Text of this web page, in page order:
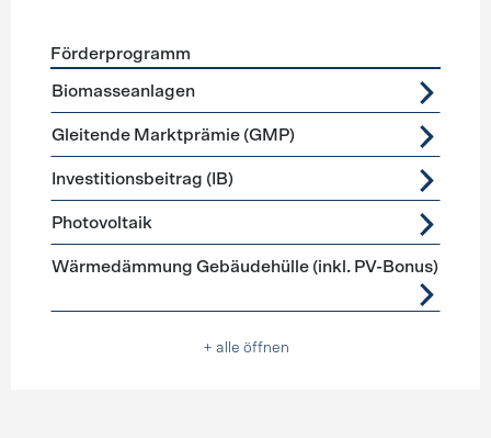
Förderprogramme
Förderprogramm
Biomasseanlagen
Gleitende Marktprämie (GMP)
Investitionsbeitrag (IB)
Photovoltaik
Wärmedämmung Gebäudehülle (inkl. PV-Bonus)
+ alle öffnen